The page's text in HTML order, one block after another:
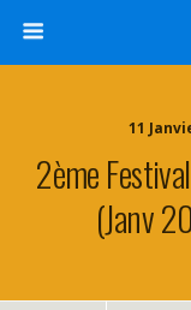
11
2ème
(Janv